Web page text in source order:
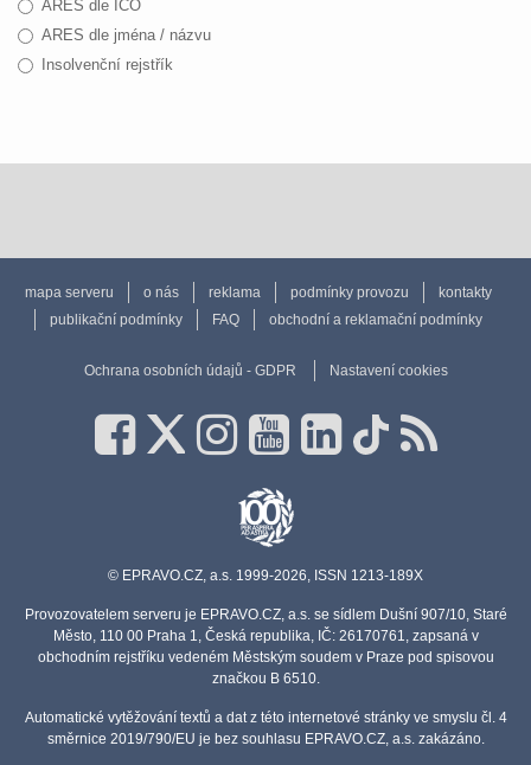
ARES dle IČO
ARES dle jména / názvu
Insolvenční rejstřík
mapa serveru o nás reklama podmínky provozu
kontakty
publikační podmínky
FAQ obchodní a reklamační podmínky
Ochrana osobních údajů - GDPR Nastavení cookies
© EPRAVO.CZ, a.s. 1999-2026, ISSN 1213-189X
Provozovatelem serveru je EPRAVO.CZ, a.s. se sídlem Dušní 907/10, Staré
Město, 110 00 Praha 1, Česká republika, IČ: 26170761, zapsaná v
obchodním rejstříku vedeném Městským soudem v Praze pod spisovou
značkou B 6510.
Automatické vytěžování textů a dat z této internetové stránky ve smyslu čl. 4
směrnice 2019/790/EU je bez souhlasu EPRAVO.CZ, a.s. zakázáno.